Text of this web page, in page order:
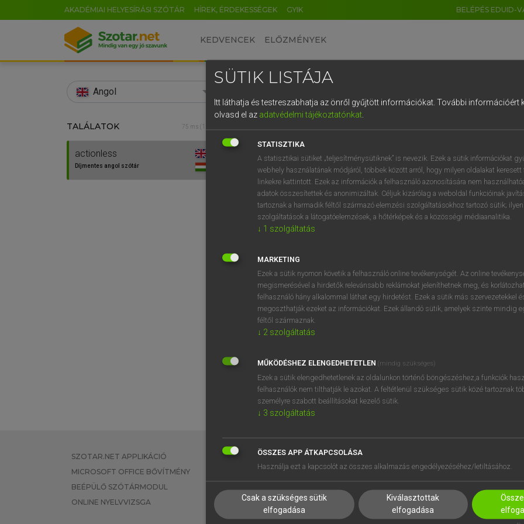
AKADÉMIAI HELYESÍRÁSI SZÓTÁR HÍREK, ÉRDEKESSÉGEK GYIK BELÉPÉS EDUID-
KEDVENCEK ELŐZMÉNYEK
Angol
TALÁLATOK 75 ms (1 db)
actionless
Díjmentes angol szótár
Díjmentes angol szótár
actionless mn
mozdulatlan
tehetetlen
indifferens
⚲ actionlesskeresése szótárainkban
SZOTAR.NET APPLIKÁCIÓ
MICROSOFT OFFICE BŐVÍTMÉNY
BEÉPÜLŐ SZÓTÁRMODUL
ONLINE NYELVVIZSGA
EGYÉNI FELHASZNÁLÓKNAK
TANULÓKNAK
VÁLLALATI MEGOLDÁSOK
SÚGÓ
RÓLUNK
SÜTI BEÁLLÍTÁSOK
SÜTIK LISTÁJA
Itt láthatja és testreszabhatja az önről gyűjtött információkat. További információért
olvasd el az adatvédelmi tájékoztatónkat.
STATISZTIKA
A statisztikai sütiket „teljesítménysütiknek” is nevezik. Ezek a sütik információkat
webhely használatának módjáról, többek között arról, hogy milyen oldalakat keresett
linkekre kattintott. Ezek az információk a felhasználó azonosítására nem
adatok összesítettek és anonimizáltak. Céljuk kizárólag a weboldal funkcióinak
tartoznak a harmadik féltől származó elemzési szolgáltatásokhoz tartozó sütik;
szolgáltatások a látogatóelemzések, a hőtérképek és a közösségi médiaanalitika.
↓ 1 szolgáltatás
MARKETING
Ezek a sütik nyomon követik a felhasználó online tevékenységét. Az online
megismerésével a hirdetők relevánsabb reklámokat jeleníthetnek meg, és
felhasználó hány alkalommal láthat egy hirdetést. Ezek a sütik más szervezetekkel
megoszthatják ezeket az információkat. Ezek állandó sütik, amelyek szinte mindig
féltől származnak.
↓ 2 szolgáltatás
MŰKÖDÉSHEZ ELENGEDHETETLEN (mindig szükséges)
Ezek a sütik elengedhetetlenek az oldalunkon történő böngészéshez,a funkciók
felhasználók nem tilthatják le azokat. A feltétlenül szükséges sütik közé tartoznak
személyre szabott beállításokat kezelő sütik.
↓ 3 szolgáltatás
ÖSSZES APP ÁTKAPCSOLÁSA
Használja ezt a kapcsolót az összes alkalmazás engedélyezéséhez/letiltásához.
Csak a szükséges sütik
elfogadása
Kiválasztottak
elfogadása
EN HU DE CN FR ES IT NL
0 1 2 3 4 5 6 7 8 9
q w e r t z u i
a s d f g h j k l é
í y x c v b n m , .